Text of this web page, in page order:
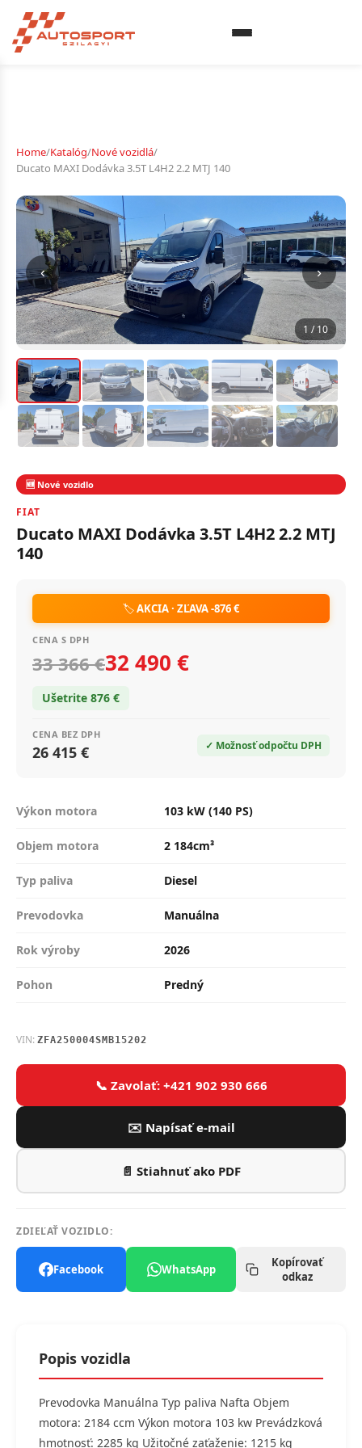
Home/Katalóg/Nové vozidlá/
Ducato MAXI Dodávka 3.5T L4H2 2.2 MTJ 140
‹ ›
1 / 10
🆕 Nové vozidlo
FIAT
Ducato MAXI Dodávka 3.5T L4H2 2.2 MTJ
140
🏷️AKCIA · ZĽAVA -876 €
CENA S DPH
33 366 €32 490 €
Ušetrite 876 €
CENA BEZ DPH
26 415 € ✓ Možnosť odpočtu DPH
Výkon motora 103 kW (140 PS)
Objem motora 2 184cm³
Typ paliva Diesel
Prevodovka Manuálna
Rok výroby 2026
Pohon Predný
VIN: ZFA250004SMB15202
📞 Zavolať: +421 902 930 666
✉️ Napísať e-mail
📄 Stiahnuť ako PDF
ZDIEĽAŤ VOZIDLO:
Facebook WhatsApp
Kopírovať
odkaz
Popis vozidla
Prevodovka Manuálna Typ paliva Nafta Objem
motora: 2184 ccm Výkon motora 103 kw Prevádzková
hmotnosť: 2285 kg Užitočné zaťaženie: 1215 kg